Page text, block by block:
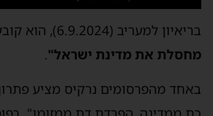
בריאיון למעריב (6.9.2024), הוא קובע:
מחסלת את מדינת ישראל".
באחד מהפרסומים נרקיס מציע